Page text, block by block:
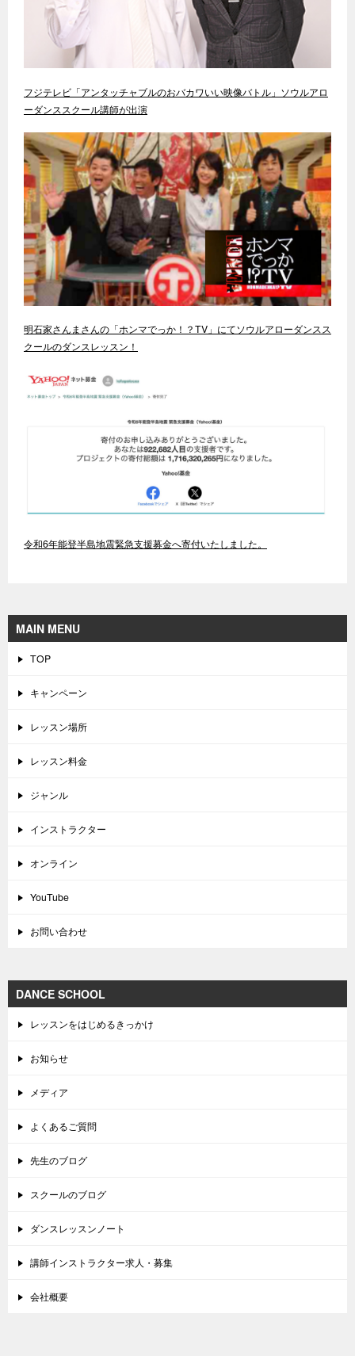
フジテレビ「アンタッチャブルのおバカワいい映像バトル」ソウルアロ
ーダンススクール講師が出演
明石家さんまさんの「ホンマでっか！？TV」にてソウルアローダンスス
クールのダンスレッスン！
令和6年能登半島地震緊急支援募金へ寄付いたしました。
MAIN MENU
TOP
キャンペーン
レッスン場所
レッスン料金
ジャンル
インストラクター
オンライン
YouTube
お問い合わせ
DANCE SCHOOL
レッスンをはじめるきっかけ
お知らせ
メディア
よくあるご質問
先生のブログ
スクールのブログ
ダンスレッスンノート
講師インストラクター求人・募集
会社概要